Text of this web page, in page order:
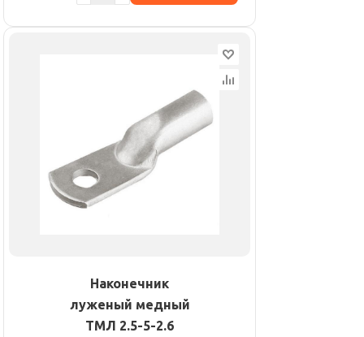
Наконечник
луженый медный
ТМЛ 2.5-5-2.6